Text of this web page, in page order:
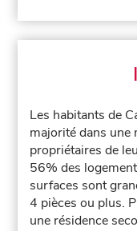
Les habitants de
majorité dans une
propriétaires de
56% des
surfaces sont
4 pièces ou plus.
une résidence